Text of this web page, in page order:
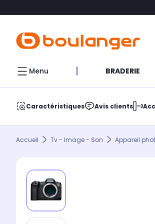
Menu BRADERIE
Caractéristiques Avis clients
Accueil Tv - Image - Son Appareil